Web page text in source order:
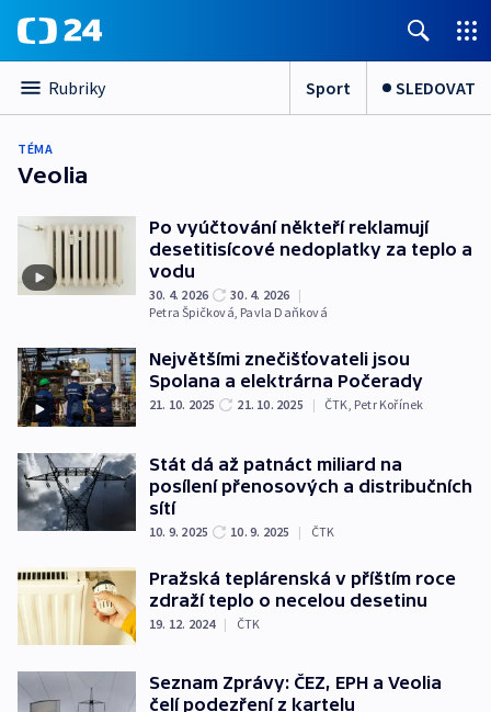
Rubriky Sport SLEDOVAT
TÉMA
Veolia
Po vyúčtování někteří reklamují
desetitisícové nedoplatky za teplo a
vodu
30. 4. 2026 30. 4. 2026 |
Petra Špičková, Pavla Daňková
Největšími znečišťovateli jsou
Spolana a elektrárna Počerady
21. 10. 2025 21. 10. 2025 | ČTK, Petr Kořínek
Stát dá až patnáct miliard na
posílení přenosových a distribučních
sítí
10. 9. 2025 10. 9. 2025 | ČTK
Pražská teplárenská v příštím roce
zdraží teplo o necelou desetinu
19. 12. 2024 | ČTK
Seznam Zprávy: ČEZ, EPH a Veolia
čelí podezření z kartelu